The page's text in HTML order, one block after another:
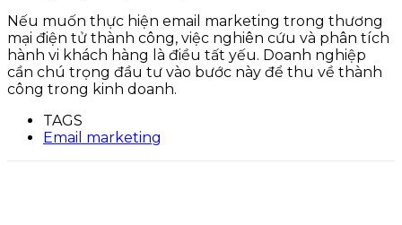
Nếu muốn thực hiện email marketing trong thương
mại điện tử thành công, việc nghiên cứu và phân tích
hành vi khách hàng là điều tất yếu. Doanh nghiệp
cần chú trọng đầu tư vào bước này để thu về thành
công trong kinh doanh.
TAGS
Email marketing